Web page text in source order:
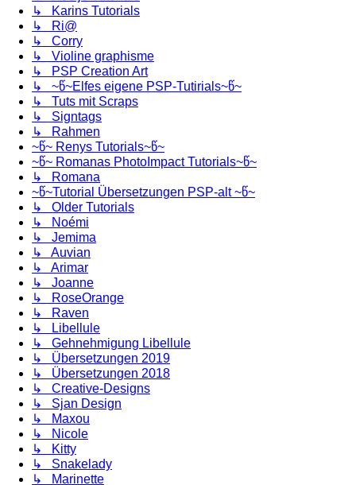
↳ Karins Tutorials
↳ Ri@
↳ Corry
↳ Violine graphisme
↳ PSP Creation Art
↳ ~წ~Elfes eigene PSP-Tutirials~წ~
↳ Tuts mit Scraps
↳ Signtags
↳ Rahmen
~წ~ Renys Tutorials~წ~
~წ~ Romanas PhotoImpact Tutorials~წ~
↳ Romana
~წ~Tutorial Übersetzungen PSP-alt ~წ~
↳ Older Tutorials
↳ Noémi
↳ Jemima
↳ Auvian
↳ Arimar
↳ Joanne
↳ RoseOrange
↳ Raven
↳ Libellule
↳ Gehnehmigung Libellule
↳ Übersetzungen 2019
↳ Übersetzungen 2018
↳ Creative-Designs
↳ Sjan Design
↳ Maxou
↳ Nicole
↳ Kitty
↳ Snakelady
↳ Marinette